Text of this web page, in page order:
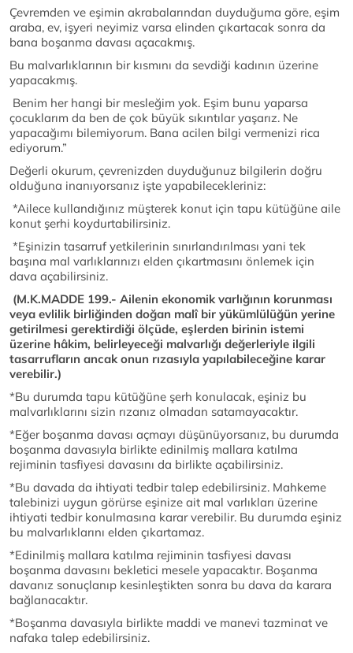
Çevremden ve eşimin akrabalarından duyduğuma göre, eşim
araba, ev, işyeri neyimiz varsa elinden çıkartacak sonra da
bana boşanma davası açacakmış.
Bu malvarlıklarının bir kısmını da sevdiği kadının üzerine
yapacakmış.
Benim her hangi bir mesleğim yok. Eşim bunu yaparsa
çocuklarım da ben de çok büyük sıkıntılar yaşarız. Ne
yapacağımı bilemiyorum. Bana acilen bilgi vermenizi rica
ediyorum.”
Değerli okurum, çevrenizden duyduğunuz bilgilerin doğru
olduğuna inanıyorsanız işte yapabilecekleriniz:
*Ailece kullandığınız müşterek konut için tapu kütüğüne aile
konut şerhi koydurtabilirsiniz.
*Eşinizin tasarruf yetkilerinin sınırlandırılması yani tek
başına mal varlıklarınızı elden çıkartmasını önlemek için
dava açabilirsiniz.
(M.K.MADDE 199.- Ailenin ekonomik varlığının korunması
veya evlilik birliğinden doğan malî bir yükümlülüğün yerine
getirilmesi gerektirdiği ölçüde, eşlerden birinin istemi
üzerine hâkim, belirleyeceği malvarlığı değerleriyle ilgili
tasarrufların ancak onun rızasıyla yapılabileceğine karar
verebilir.)
*Bu durumda tapu kütüğüne şerh konulacak, eşiniz bu
malvarlıklarını sizin rızanız olmadan satamayacaktır.
*Eğer boşanma davası açmayı düşünüyorsanız, bu durumda
boşanma davasıyla birlikte edinilmiş mallara katılma
rejiminin tasfiyesi davasını da birlikte açabilirsiniz.
*Bu davada da ihtiyati tedbir talep edebilirsiniz. Mahkeme
talebinizi uygun görürse eşinize ait mal varlıkları üzerine
ihtiyati tedbir konulmasına karar verebilir. Bu durumda eşiniz
bu malvarlıklarını elden çıkartamaz.
*Edinilmiş mallara katılma rejiminin tasfiyesi davası
boşanma davasını bekletici mesele yapacaktır. Boşanma
davanız sonuçlanıp kesinleştikten sonra bu dava da karara
bağlanacaktır.
*Boşanma davasıyla birlikte maddi ve manevi tazminat ve
nafaka talep edebilirsiniz.